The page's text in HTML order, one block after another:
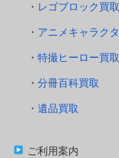
レゴブロック買取
アニメキャラク
特撮ヒーロー買取
分冊百科買取
遺品買取
ご利用案内